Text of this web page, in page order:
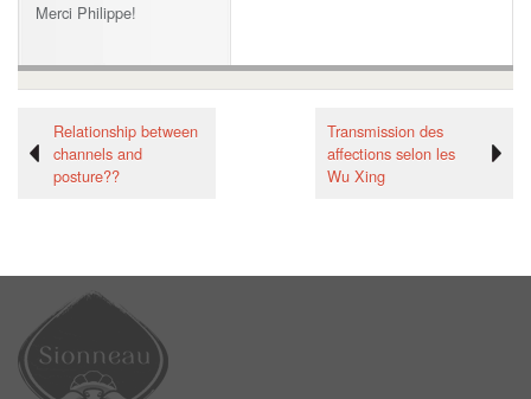
Merci Philippe!
Transmission des
affections selon les
Wu Xing
Relationship between
channels and
posture??